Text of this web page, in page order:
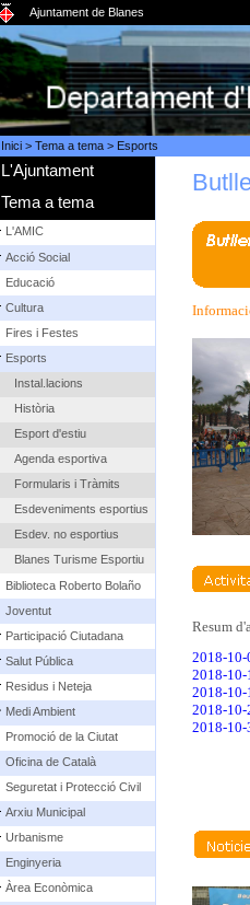
Ajuntament de Blanes
Inici> Tema a tema> Esports
L'Ajuntament
Tema a tema
L'AMIC
Acció Social
Educació
Cultura
Fires i Festes
Esports
Instal.lacions
Història
Esport d'estiu
Agenda esportiva
Formularis i Tràmits
Esdeveniments esportius
Esdev. no esportius
Blanes Turisme Esportiu
Biblioteca Roberto Bolaño
Joventut
Participació Ciutadana
Salut Pública
Residus i Neteja
Medi Ambient
Promoció de la Ciutat
Oficina de Català
Seguretat i Protecció Civil
Arxiu Municipal
Urbanisme
Enginyeria
Àrea Econòmica
Resum
2018-10-
2018-10-
2018-10-
2018-10-
2018-10-